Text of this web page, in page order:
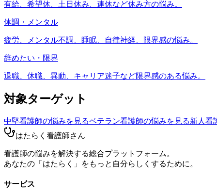
有給、希望休、土日休み、連休など休み方の悩み。
体調・メンタル
疲労、メンタル不調、睡眠、自律神経、限界感の悩み。
辞めたい・限界
退職、休職、異動、キャリア迷子など限界感のある悩み。
対象ターゲット
中堅看護師の悩みを見るベテラン看護師の悩みを見る新人看
はたらく看護師さん
看護師の悩みを解決する総合プラットフォーム。
あなたの「はたらく」をもっと自分らしくするために。
サービス